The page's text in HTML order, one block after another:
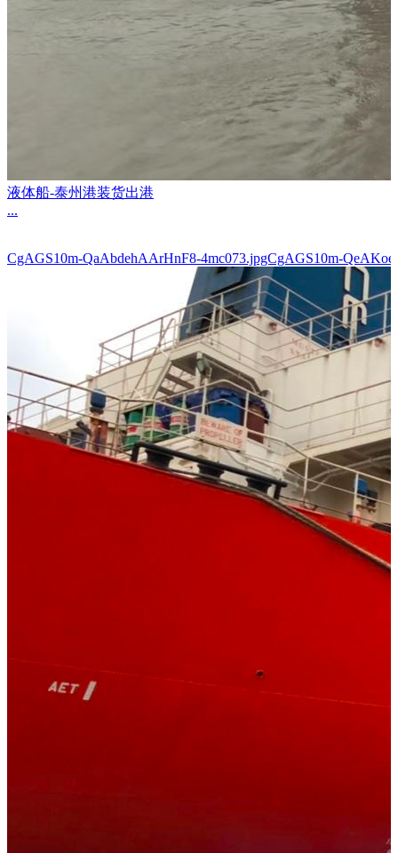
液体船-泰州港装货出港
...
CgAGS10m-QaAbdehAArHnF8-4mc073.jpgCgAGS10m-